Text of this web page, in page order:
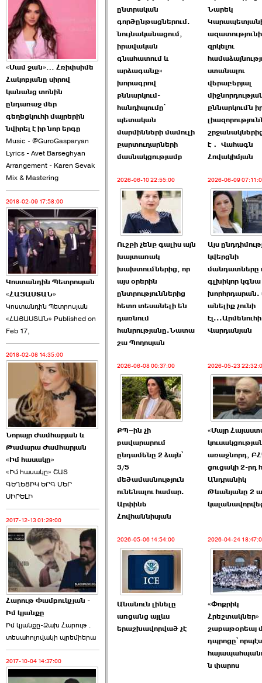
2026-06-10 22:55:00
Ուշքի չենք գալիս այն
խայտառակ ›››
2026-06-09 15:05:00
Ծառուկյանի փեսան
վնասել է ›››
2026-06-09 07:11:00
Այս ընդդիմությունը
կվերցնի ›››
2026-06-09 00:41:00
Որպես ընդդիմադիր
ընտրող՝ ›››
«Մամ ջան»… Հռիփսիմե
Հակոբյանը սիրով
կանանց տոնին
ընդառաջ մեր
գեղեցկուհի մայրերին
նվիրել է իր նոր երգը
Music - @GuroGasparyan
Lyrics - Avet Barseghyan
Arrangement - Karen Sevak
Mix & Mastering
2018-02-09 17:58:00
Կոստանդին Պետրոսյան
«ՀԱՅԱՍՏԱՆ»
Կոստանդին Պետրոսյան
«ՀԱՅԱՍՏԱՆ» Published on
Feb 17,
2018-02-08 14:35:00
Նորայր Ժամհարյան և
Թամարա Ժամհարյան
«Իմ հասակը»
«Իմ հասակը» ՇԱՏ
ԳԵՂԵՑԻԿ ԵՐԳ ՄԵՐ
ՍԻՐԵԼԻ
2017-12-13 01:29:00
Հարութ Փամբուկչյան -
Իմ կյանքը
Իմ կյանքը-Ձախ Հարnւթ․
տեuաhnլnվակի պրեմիերա
2017-10-04 14:37:00
ընտրական
գործընթացներում.
նույնականացում,
իրավական
գնահատում և
արձագանք»
խորագրով
քննարկում-
հանդիպումը՝
պետական
մարմինների մամուլի
քարտուղարների
մասնակցությամբ
Նարեկ
զրկելու
ստանալու
վերաբերյալ
քննարկումն
է․ Վահագն
Հովակիմյան
2026-06-10 22:55:00
Ուշքի չենք գալիս այն
խայտառակ
խախտումներից, որ
այս օրերին
ընտրություններից
հետո տեսանելի են
դառնում
հանրությանը.Նատա
շա Պողոսյան
2026-06-09
Այս
կվերցնի
մանդատները
գլխիկոր կգնա
խորհրդարան.
անելիք չունի
էլ...Արմենուհի
Վարդանյան
2026-06-08 00:37:00
ՔՊ–ին չի
բավարարում
ընդամենը 2 ձայն՝
3/5
մեծամասնություն
ունենալու համար.
Արփինե
Հովհաննիսյան
2026-05-23
«Մայր
առաջնորդ,
ցուցակի 2-րդ
Անդրանիկ
Թևանյանը 2
2026-05-06 14:54:00
Անանուն լինելը
առցանց այլևս
երաշխավորված չէ
2026-04-24
«Փոքրիկ
Հրեշտակներ»
շաբաթօրեայ
դպրոցը՝ որպէս
ն փարոս